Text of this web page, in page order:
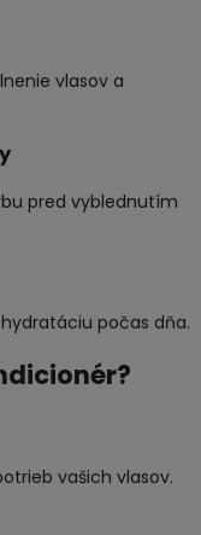
vlasov a
pred vyblednutím
počas dňa.
vašich vlasov.